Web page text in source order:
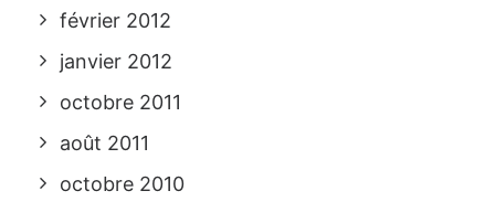
février 2012
janvier 2012
octobre 2011
août 2011
octobre 2010